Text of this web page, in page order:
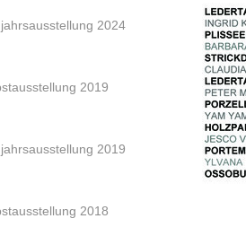
2024
2019
2019
2018